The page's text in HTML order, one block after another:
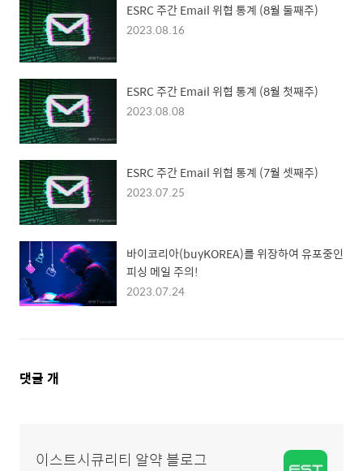
ESRC 주간 Email 위협 통계 (8월 둘째주)
2023.08.16
ESRC 주간 Email 위협 통계 (8월 첫째주)
2023.08.08
ESRC 주간 Email 위협 통계 (7월 셋째주)
2023.07.25
바이코리아(buyKOREA)를 위장하여 유포중인
피싱 메일 주의!
2023.07.24
댓
댓글 개
이스트시큐리티 알약 블로그